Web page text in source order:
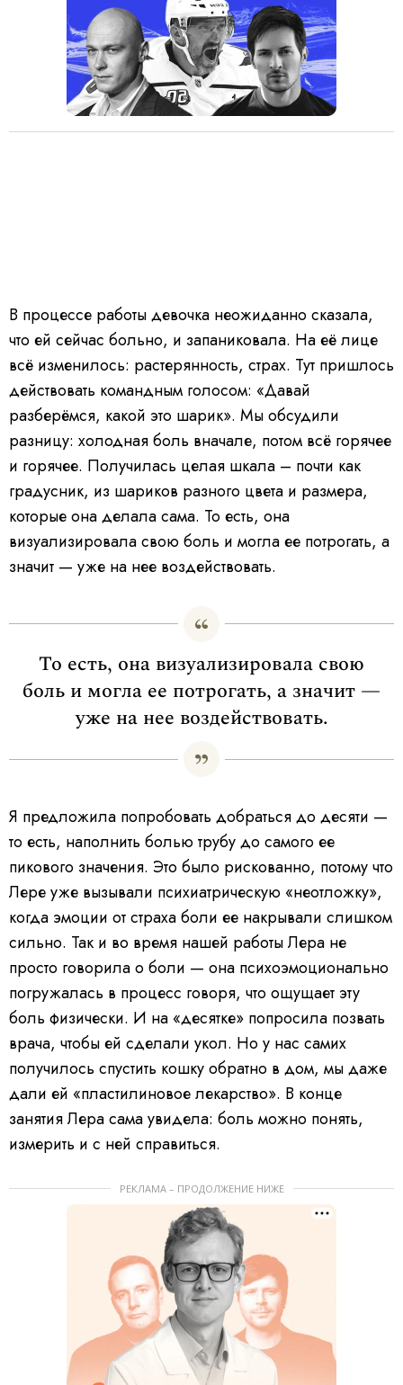
В процессе работы девочка неожиданно сказала,
что ей сейчас больно, и запаниковала. На её лице
всё изменилось: растерянность, страх. Тут пришлось
действовать командным голосом: «Давай
разберёмся, какой это шарик». Мы обсудили
разницу: холодная боль вначале, потом всё горячее
и горячее. Получилась целая шкала – почти как
градусник, из шариков разного цвета и размера,
которые она делала сама. То есть, она
визуализировала свою боль и могла ее потрогать, а
значит — уже на нее воздействовать.
То есть, она визуализировала свою
боль и могла ее потрогать, а значит —
уже на нее воздействовать.
Я предложила попробовать добраться до десяти —
то есть, наполнить болью трубу до самого ее
пикового значения. Это было рискованно, потому что
Лере уже вызывали психиатрическую «неотложку»,
когда эмоции от страха боли ее накрывали слишком
сильно. Так и во время нашей работы Лера не
просто говорила о боли — она психоэмоционально
погружалась в процесс говоря, что ощущает эту
боль физически. И на «десятке» попросила позвать
врача, чтобы ей сделали укол. Но у нас самих
получилось спустить кошку обратно в дом, мы даже
дали ей «пластилиновое лекарство». В конце
занятия Лера сама увидела: боль можно понять,
измерить и с ней справиться.
РЕКЛАМА – ПРОДОЛЖЕНИЕ НИЖЕ